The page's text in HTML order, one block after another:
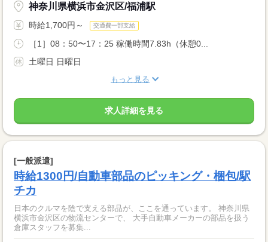
神奈川県横浜市金沢区/福浦駅
時給1,700円～ 交通費一部支給
［1］08：50〜17：25 稼働時間7.83h（休憩0...
土曜日 日曜日
もっと見る
求人詳細を見る
[一般派遣]
時給1300円/自動車部品のピッキング・梱包/駅
チカ
日本のクルマを陰で支える部品が、ここを通っています。 神奈川県
横浜市金沢区の物流センターで、 大手自動車メーカーの部品を扱う
倉庫スタッフを募集...